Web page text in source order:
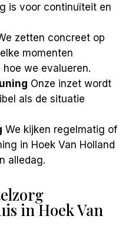
is voor continuïteit en
zetten concreet op
momenten
we evalueren.
Onze inzet wordt
als de situatie
We kijken regelmatig of
in Hoek Van Holland
alledag.
in Hoek Van